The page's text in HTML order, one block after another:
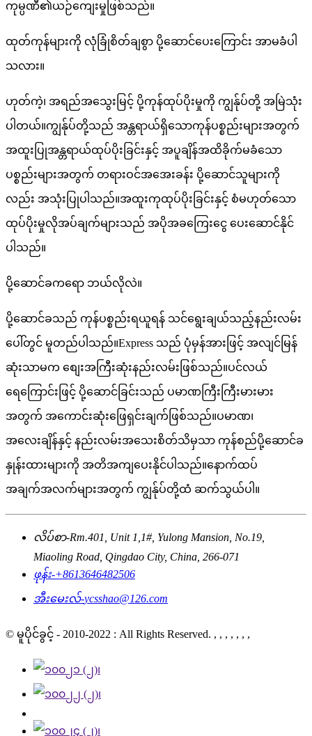
ကုမ္ပဏီ၏ယဉ်ကျေးမှုဖြစ်သည်။
ထုတ်ကုန်များကို လုံခြုံစိတ်ချစွာ ပို့ဆောင်ပေးကြောင်း အာမခံပါ
သလား။
ဟုတ်ကဲ့၊ အရည်အသွေးမြင့် ပို့ကုန်ထုပ်ပိုးမှုကို ကျွန်ုပ်တို့ အမြဲသုံး
ပါတယ်။ကျွန်ုပ်တို့သည် အန္တရာယ်ရှိသောကုန်ပစ္စည်းများအတွက်
အထူးပြုအန္တရာယ်ထုပ်ပိုးခြင်းနှင့် အပူချိန်အထိခိုက်မခံသော
ပစ္စည်းများအတွက် တရားဝင်အအေးခန်း ပို့ဆောင်သူများကို
လည်း အသုံးပြုပါသည်။အထူးကုထုပ်ပိုးခြင်းနှင့် စံမဟုတ်သော
ထုပ်ပိုးမှုလိုအပ်ချက်များသည် အပိုအခကြေးငွေ ပေးဆောင်နိုင်
ပါသည်။
ပို့ဆောင်ခကရော ဘယ်လိုလဲ။
ပို့ဆောင်ခသည် ကုန်ပစ္စည်းရယူရန် သင်ရွေးချယ်သည့်နည်းလမ်း
ပေါ်တွင် မူတည်ပါသည်။Express သည် ပုံမှန်အားဖြင့် အလျင်မြန်
ဆုံးသာမက စျေးအကြီးဆုံးနည်းလမ်းဖြစ်သည်။ပင်လယ်
ရေကြောင်းဖြင့် ပို့ဆောင်ခြင်းသည် ပမာဏကြီးကြီးမားမား
အတွက် အကောင်းဆုံးဖြေရှင်းချက်ဖြစ်သည်။ပမာဏ၊
အလေးချိန်နှင့် နည်းလမ်းအသေးစိတ်သိမှသာ ကုန်စည်ပို့ဆောင်ခ
နှုန်းထားများကို အတိအကျပေးနိုင်ပါသည်။နောက်ထပ်
အချက်အလက်များအတွက် ကျွန်ုပ်တို့ထံ ဆက်သွယ်ပါ။
လိပ်စာ-Rm.401, Unit 1,1#, Yulong Mansion, No.19,
Miaoling Road, Qingdao City, China, 266-071
ဖုန်း-+8613646482506
အီးမေးလ်-ycsshao@126.com
© မူပိုင်ခွင့် - 2010-2022 : All Rights Reserved. , , , , , , ,